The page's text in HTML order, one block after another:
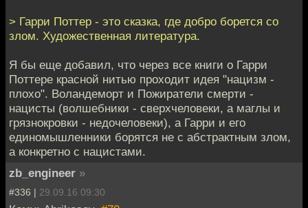
> Гарри Поттер - это сказка, где добро борется со
злом. Художественная литература.
Я бы еще добавил, что через все книги о Гарри
Поттере красной нитью проходит идея "нацизм -
плохо". Воландеморт и Пожиратели смерти -
нацисты (волшебники - сверхчеловеки, а маглы и
грязнокровки - недочеловеки), а Гарри и его
единомышленники борятся не с абстрактным злом,
а конкретно с нацистами.
zb_engineer »
#336 | 29.09.16 09:30